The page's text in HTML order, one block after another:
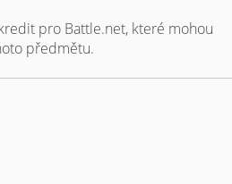
pro Battle.net, které mohou
předmětu.